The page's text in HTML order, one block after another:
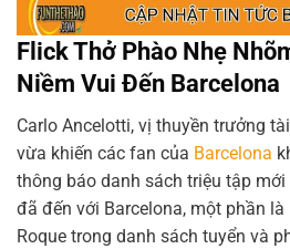
Flick Thở Phào Nhẹ
Niềm Vui Đến Barcelona
Carlo Ancelotti, vị thuyền trưởng
vừa khiến các fan của Barcelona
thông báo danh sách triệu tập
đã đến với Barcelona, một phần
Roque trong danh sách tuyển và